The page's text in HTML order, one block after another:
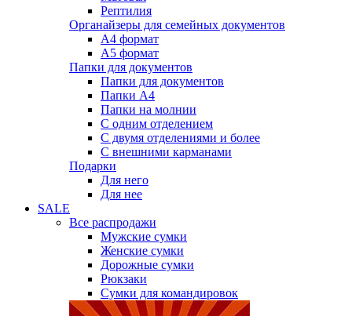
Рептилия
Органайзеры для семейных документов
А4 формат
А5 формат
Папки для документов
Папки для документов
Папки А4
Папки на молнии
С одним отделением
С двумя отделениями и более
С внешними карманами
Подарки
Для него
Для нее
SALE
Все распродажи
Мужские сумки
Женские сумки
Дорожные сумки
Рюкзаки
Сумки для командировок